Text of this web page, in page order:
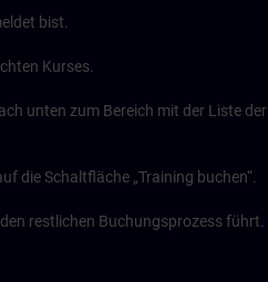
bist.
Kurses.
unten zum Bereich mit der Liste der
die Schaltfläche „Training buchen“.
restlichen Buchungsprozess führt.